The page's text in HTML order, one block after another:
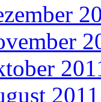
2011